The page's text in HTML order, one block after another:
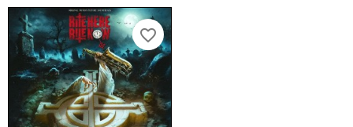
favorite_border